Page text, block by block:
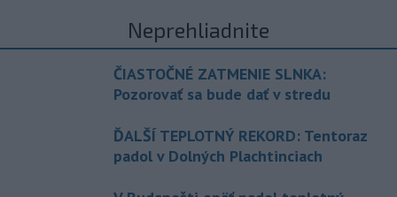
Neprehliadnite
ČIASTOČNÉ ZATMENIE SLNKA:
Pozorovať sa bude dať v stredu
ĎALŠÍ TEPLOTNÝ REKORD: Tentoraz
padol v Dolných Plachtinciach